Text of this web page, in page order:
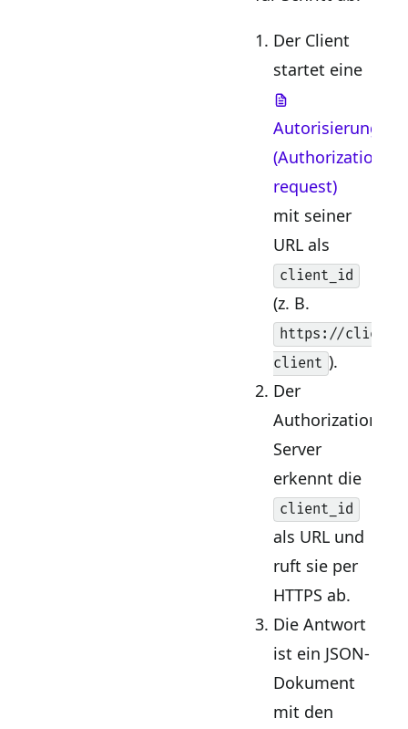
Der Client
startet eine
(Authorization
request)
mit seiner
URL als
client_id
(z. B.
https://
client ).
Der
Authorization
Server
erkennt die
client_id
als URL und
ruft sie per
HTTPS ab.
Die Antwort
ist ein JSON-
Dokument
mit den